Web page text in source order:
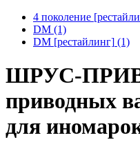
4 поколение
DM (1)
DM [рестайлинг] (1)
ШРУС-
приводных
для